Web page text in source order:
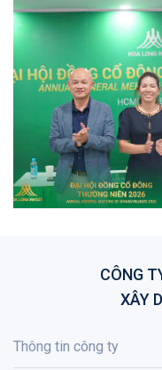
CÔNG
XÂY
Thông tin công ty